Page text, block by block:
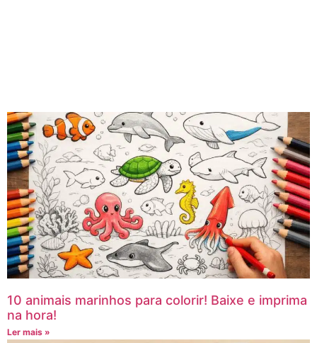
10 animais marinhos para colorir! Baixe e imprima
na hora!
Ler mais »